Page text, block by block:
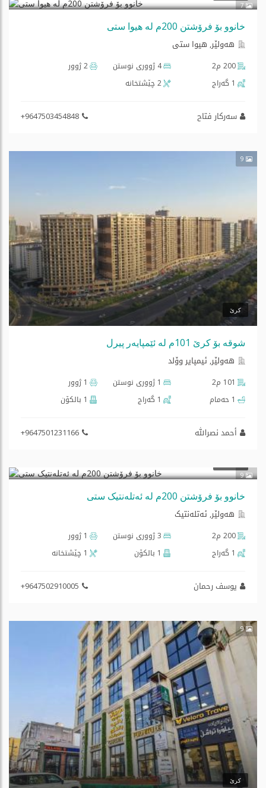
7
خانوو بۆ فرۆشتن 200م لە هیوا ستی
هه‌ولێر, هیوا ستی
200 م2 4 ژووری نوستن
2 ژوور
1 گه‌راج
2 چێشتخانه‌
سەرکار فتاح +9647503454848
9
کرێ
شوقە بۆ کرێ 101م لە ئێمپایەر پیرل
هه‌ولێر, ئیمپایر وۆلد
101 م2 1 ژووری نوستن
1 ژوور
1 حەمام
1 گه‌راج 1 بالكۆن
أحمد نصرالله +9647501231166
9
خانوو بۆ فرۆشتن 200م لە ئەتلەنتیک ستی
هه‌ولێر, ئەتلەنتیک
200 م2 3 ژووری نوستن
1 ژوور
1 گه‌راج
1 بالكۆن 1 چێشتخانه‌
یوسف رحمان +9647502910005
9
کرێ